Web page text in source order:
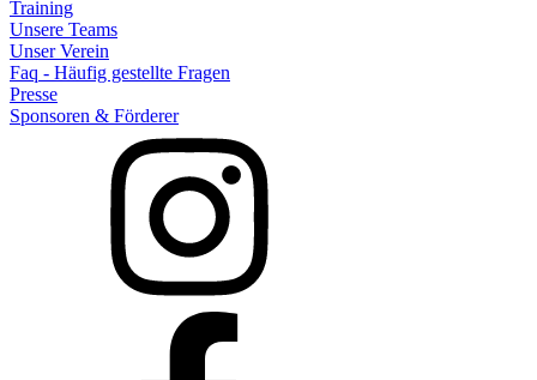
Training
Unsere Teams
Unser Verein
Faq - Häufig gestellte Fragen
Presse
Sponsoren & Förderer